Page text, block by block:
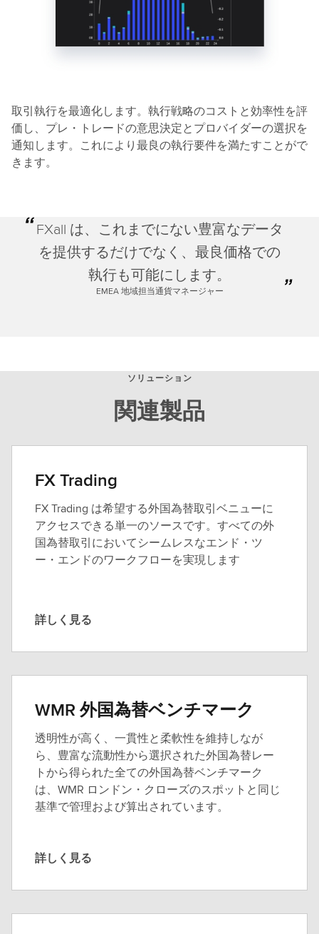
取引執行を最適化します。執行戦略のコストと効率性を評
価し、プレ・トレードの意思決定とプロバイダーの選択を
通知します。これにより最良の執行要件を満たすことがで
きます。
FXall は、これまでにない豊富なデータ
を提供するだけでなく、最良価格での
執行も可能にします。
EMEA 地域担当通貨マネージャー
ソリューション
関連製品
FX Trading
FX Trading は希望する外国為替取引ベニューに
アクセスできる単一のソースです。すべての外
国為替取引においてシームレスなエンド・ツ
ー・エンドのワークフローを実現します
詳
見
詳しく見る
WMR 外国為替ベンチマーク
透明性が高く、一貫性と柔軟性を維持しなが
ら、豊富な流動性から選択された外国為替レー
トから得られた全ての外国為替ベンチマーク
は、WMR ロンドン・クローズのスポットと同じ
基準で管理および算出されています。
詳
見
詳しく見る